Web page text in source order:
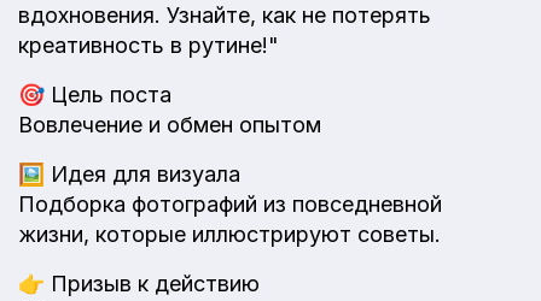
вдохновения. Узнайте, как не потерять
креативность в рутине!"
🎯 Цель поста
Вовлечение и обмен опытом
🖼️ Идея для визуала
Подборка фотографий из повседневной
жизни, которые иллюстрируют советы.
👉 Призыв к действию